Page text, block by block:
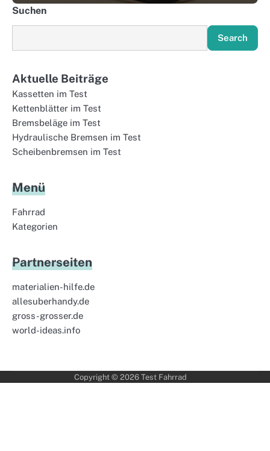
Suchen
Search
Aktuelle Beiträge
Kassetten im Test
Kettenblätter im Test
Bremsbeläge im Test
Hydraulische Bremsen im Test
Scheibenbremsen im Test
Menü
Fahrrad
Kategorien
Partnerseiten
materialien-hilfe.de
allesuberhandy.de
gross-grosser.de
world-ideas.info
Copyright © 2026 Test Fahrrad